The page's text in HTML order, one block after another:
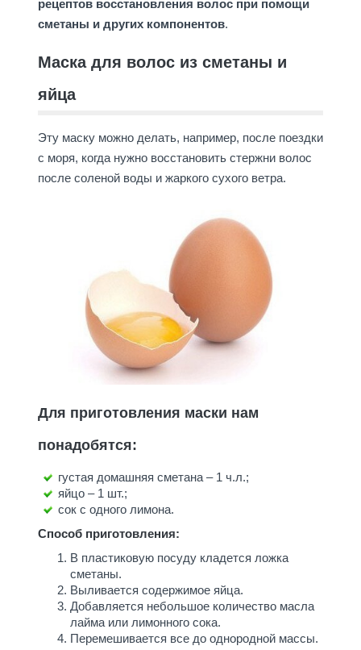
рецептов восстановления волос при помощи
сметаны и других компонентов.
Маска для волос из сметаны и
яйца
Эту маску можно делать, например, после поездки
с моря, когда нужно восстановить стержни волос
после соленой воды и жаркого сухого ветра.
Для приготовления маски нам
понадобятся:
густая домашняя сметана – 1 ч.л.;
яйцо – 1 шт.;
сок с одного лимона.
Способ приготовления:
В пластиковую посуду кладется ложка
сметаны.
Выливается содержимое яйца.
Добавляется небольшое количество масла
лайма или лимонного сока.
Перемешивается все до однородной массы.